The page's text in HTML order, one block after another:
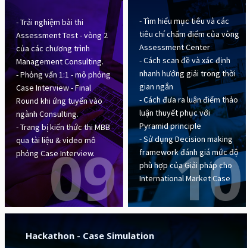
- Trải nghiệm bài thi
Assessment Test - vòng 2
của các chương trình
Management Consulting.
- Phỏng vấn 1:1 - mô phỏng
Case Interview - Final
Round khi ứng tuyển vào
ngành Consulting.
- Trang bị kiến thức thi MBB
qua tài liệu & video mô
phỏng Case Interview.
09
- Tìm hiểu mục tiêu và các
tiêu chí chấm điểm của vòng
Assessment Center
- Cách scan đề và xác định
nhanh hướng giải trong thời
gian ngắn
- Cách đưa ra luận điểm thảo
luận thuyết phục với
Pyramid principle
- Sử dụng Decision making
framework đánh giá mức độ
phù hợp của Giải pháp cho
International Market Case
10
Hackathon - Case Simulation